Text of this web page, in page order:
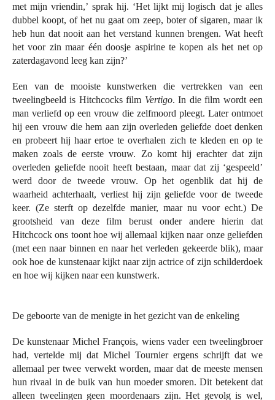
met mijn vriendin,’ sprak hij. ‘Het lijkt mij logisch dat je alles
dubbel koopt, of het nu gaat om zeep, boter of sigaren, maar ik
heb hun dat nooit aan het verstand kunnen brengen. Wat heeft
het voor zin maar één doosje aspirine te kopen als het net op
zaterdagavond leeg kan zijn?’
Een van de mooiste kunstwerken die vertrekken van een
tweelingbeeld is Hitchcocks film Vertigo. In die film wordt een
man verliefd op een vrouw die zelfmoord pleegt. Later ontmoet
hij een vrouw die hem aan zijn overleden geliefde doet denken
en probeert hij haar ertoe te overhalen zich te kleden en op te
maken zoals de eerste vrouw. Zo komt hij erachter dat zijn
overleden geliefde nooit heeft bestaan, maar dat zij ‘gespeeld’
werd door de tweede vrouw. Op het ogenblik dat hij de
waarheid achterhaalt, verliest hij zijn geliefde voor de tweede
keer. (Ze sterft op dezelfde manier, maar nu voor echt.) De
grootsheid van deze film berust onder andere hierin dat
Hitchcock ons toont hoe wij allemaal kijken naar onze geliefden
(met een naar binnen en naar het verleden gekeerde blik), maar
ook hoe de kunstenaar kijkt naar zijn actrice of zijn schilderdoek
en hoe wij kijken naar een kunstwerk.
De geboorte van de menigte in het gezicht van de enkeling
De kunstenaar Michel François, wiens vader een tweelingbroer
had, vertelde mij dat Michel Tournier ergens schrijft dat we
allemaal per twee verwekt worden, maar dat de meeste mensen
hun rivaal in de buik van hun moeder smoren. Dit betekent dat
alleen tweelingen geen moordenaars zijn. Het gevolg is wel,